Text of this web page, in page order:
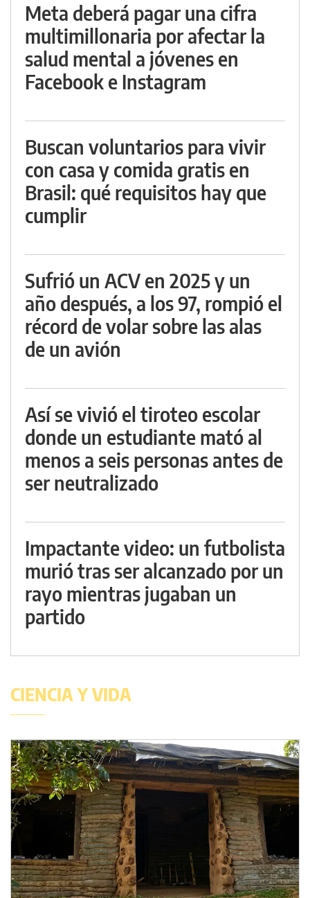
Meta deberá pagar una cifra
multimillonaria por afectar la
salud mental a jóvenes en
Facebook e Instagram
Buscan voluntarios para vivir
con casa y comida gratis en
Brasil: qué requisitos hay que
cumplir
Sufrió un ACV en 2025 y un
año después, a los 97, rompió el
récord de volar sobre las alas
de un avión
Así se vivió el tiroteo escolar
donde un estudiante mató al
menos a seis personas antes de
ser neutralizado
Impactante video: un futbolista
murió tras ser alcanzado por un
rayo mientras jugaban un
partido
CIENCIA Y VIDA